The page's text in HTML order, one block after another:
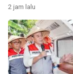
2 jam lalu